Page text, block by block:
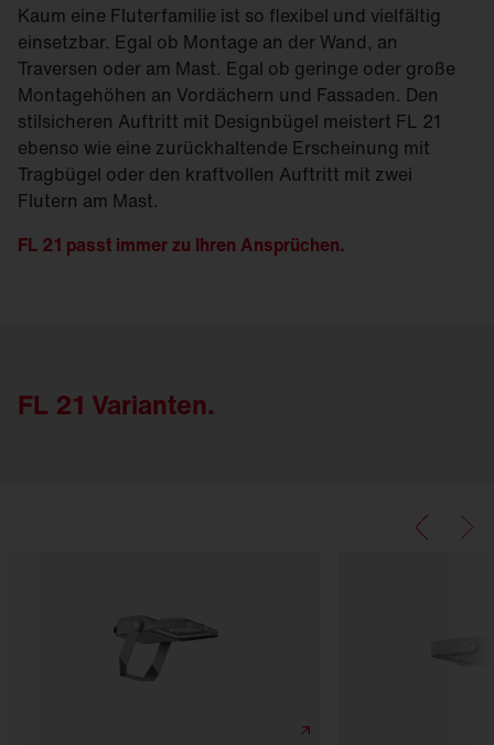
Kaum eine Fluterfamilie ist so flexibel und vielfältig
einsetzbar. Egal ob Montage an der Wand, an
Traversen oder am Mast. Egal ob geringe oder große
Montagehöhen an Vordächern und Fassaden. Den
stilsicheren Auftritt mit Designbügel meistert FL 21
ebenso wie eine zurückhaltende Erscheinung mit
Tragbügel oder den kraftvollen Auftritt mit zwei
Flutern am Mast.
FL 21 passt immer zu Ihren Ansprüchen.
FL 21 Varianten.